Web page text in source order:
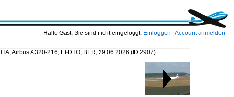
Hallo Gast, Sie sind nicht eingeloggt. Einloggen Account anmelden
ITA, Airbus A 320-216, EI-DTO, BER, 29.06.2026 (ID 2907)